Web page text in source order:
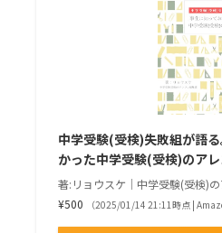
中学受験(受検)失敗組が語
かった中学受験(受検)のア
著:リョウスケ｜中学受験(受検)
¥500
（2025/01/14 21:11時点 |